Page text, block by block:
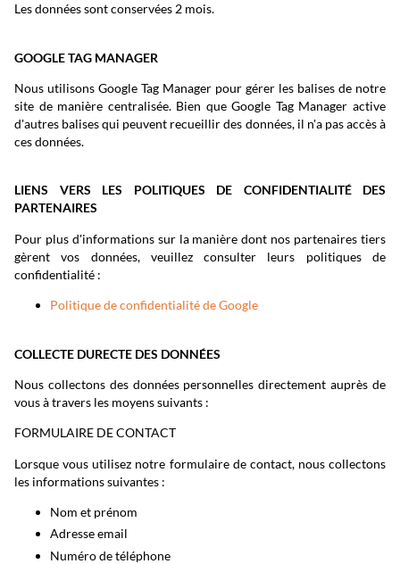
Les données sont conservées 2 mois.
GOOGLE TAG MANAGER
Nous utilisons Google Tag Manager pour gérer les balises de notre
site de manière centralisée. Bien que Google Tag Manager active
d'autres balises qui peuvent recueillir des données, il n'a pas accès à
ces données.
LIENS VERS LES POLITIQUES DE CONFIDENTIALITÉ DES
PARTENAIRES
Pour plus d'informations sur la manière dont nos partenaires tiers
gèrent vos données, veuillez consulter leurs politiques de
confidentialité :
Politique de confidentialité de Google
COLLECTE DURECTE DES DONNÉES
Nous collectons des données personnelles directement auprès de
vous à travers les moyens suivants :
FORMULAIRE DE CONTACT
Lorsque vous utilisez notre formulaire de contact, nous collectons
les informations suivantes :
Nom et prénom
Adresse email
Numéro de téléphone